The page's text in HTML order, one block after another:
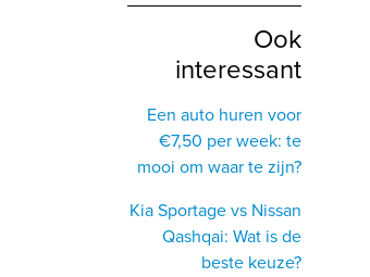
Ook
interessant
Een auto huren voor
€7,50 per week: te
mooi om waar te zijn?
Kia Sportage vs Nissan
Qashqai: Wat is de
beste keuze?